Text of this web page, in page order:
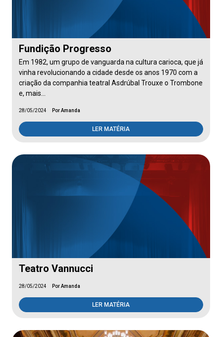
Fundição Progresso
Em 1982, um grupo de vanguarda na cultura carioca, que já
vinha revolucionando a cidade desde os anos 1970 com a
criação da companhia teatral Asdrúbal Trouxe o Trombone
e, mais…
28/05/2024 Por Amanda
LER MATÉRIA
Teatro Vannucci
28/05/2024 Por Amanda
LER MATÉRIA